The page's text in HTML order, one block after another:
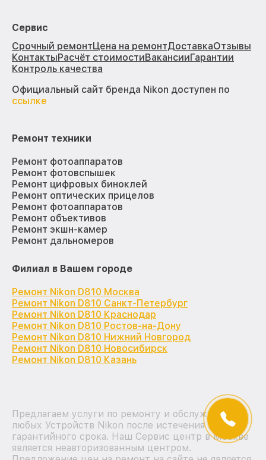
Сервис
Срочный ремонтЦена на ремонтДоставкаОтзывы
КонтактыРасчёт стоимостиВакансииГарантии
Контроль качества
Официальный сайт бренда Nikon доступен по
ссылке
Ремонт техники
Ремонт фотоаппаратов
Ремонт фотовспышек
Ремонт цифровых биноклей
Ремонт оптических прицелов
Ремонт фотоаппаратов
Ремонт объективов
Ремонт экшн-камер
Ремонт дальномеров
Филиал в Вашем городе
Ремонт Nikon D810 Москва
Ремонт Nikon D810 Санкт-Петербург
Ремонт Nikon D810 Краснодар
Ремонт Nikon D810 Ростов-на-Дону
Ремонт Nikon D810 Нижний Новгород
Ремонт Nikon D810 Новосибирск
Ремонт Nikon D810 Казань
Предлагаем услуги по ремонту и обслуживанию
любых Устройств Nikon после истечения на них
гарантийного срока. Наш Сервис центр в Москве
является неавторизованным центром.